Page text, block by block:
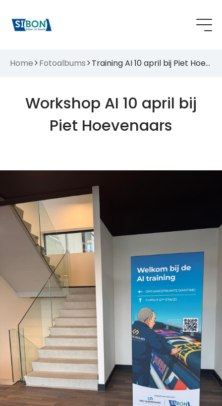
Home Fotoalbums Training AI 10 april bij Piet Hoevenaars
Workshop AI 10 april bij
Piet Hoevenaars